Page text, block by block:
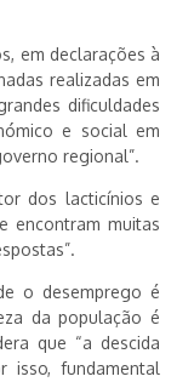
em declarações à
realizadas em
dificuldades
e social em
regional”.
dos lacticínios e
encontram muitas
o desemprego é
da população é
que “a descida
isso, fundamental